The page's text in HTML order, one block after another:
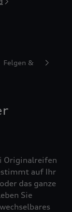
Felgen &
Originalreifen
auf Ihr
das ganze
Sie